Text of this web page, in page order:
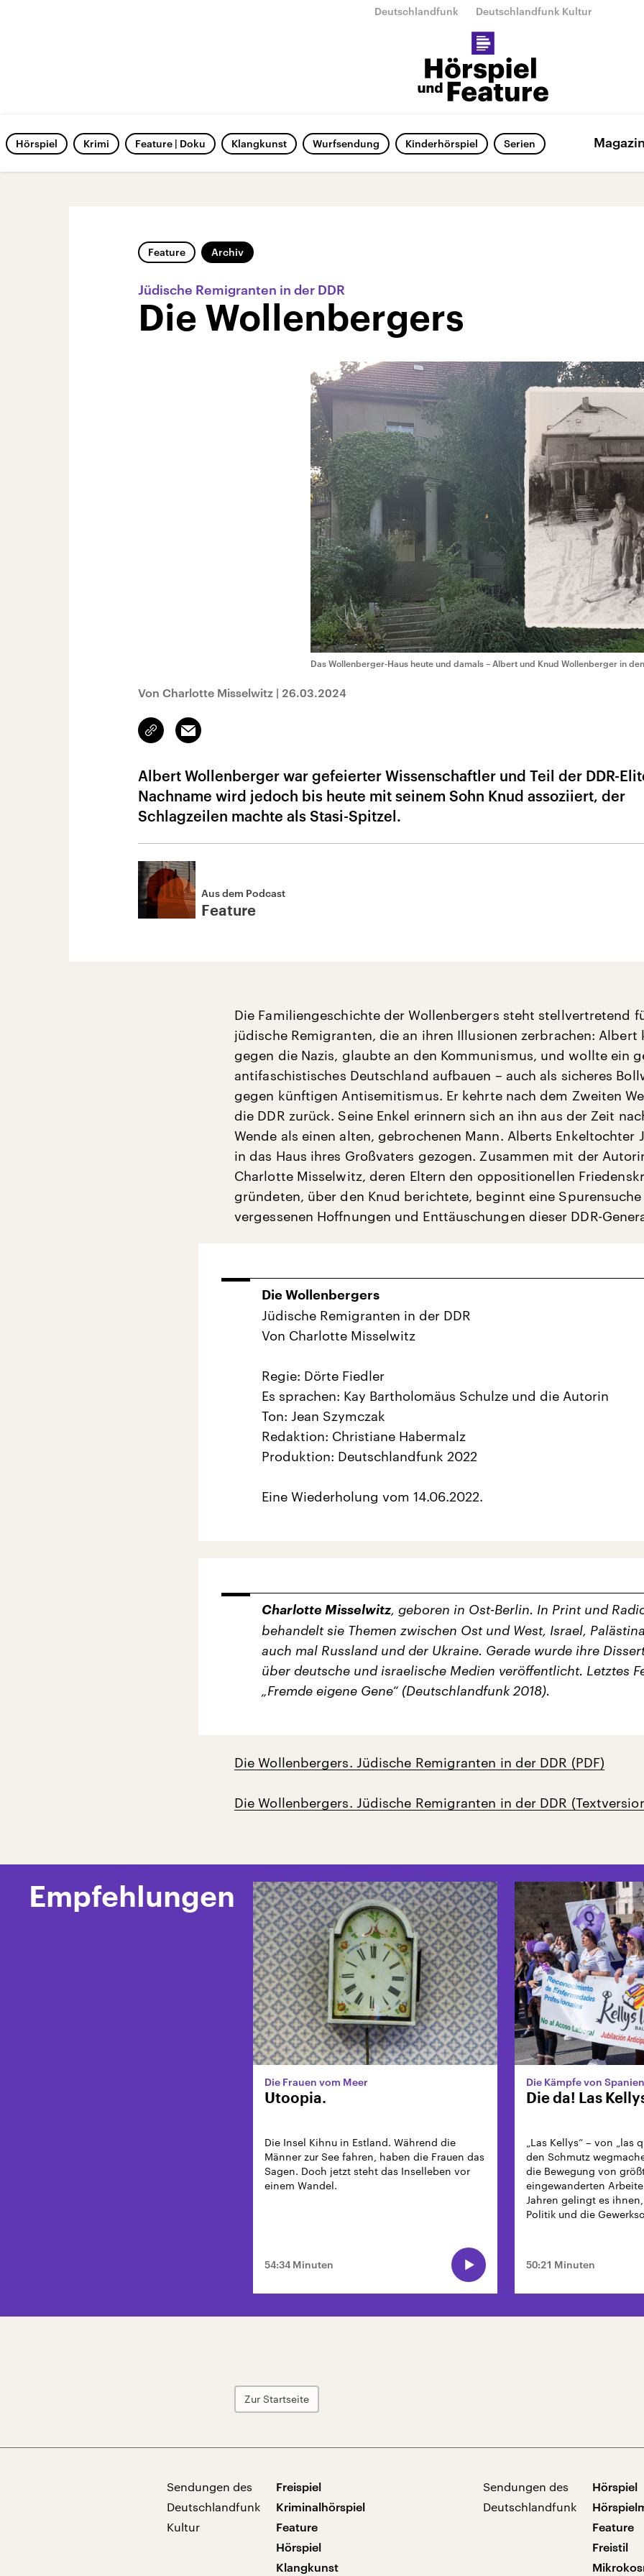
Deutschlandfunk Deutschlandfunk Kultur
Hörspiel Krimi Feature | Doku Klangkunst Wurfsendung Kinderhörspiel Serien
Feature Archiv
Jüdische Remigranten in der DDR
Die Wollenbergers
Das Wollenberger-Haus heute und damals – Albert und Knud Wollenberger in
Von Charlotte Misselwitz | 26.03.2024
Link
kopieren/teilen
Email
Albert Wollenberger war gefeierter Wissenschaftler und Teil der DDR-
Nachname wird jedoch bis heute mit seinem Sohn Knud assoziiert, der
Schlagzeilen machte als Stasi-Spitzel.
Aus dem Podcast
Feature
Die Familiengeschichte der Wollenbergers steht stellvertretend
jüdische Remigranten, die an ihren Illusionen zerbrachen: Albert
gegen die Nazis, glaubte an den Kommunismus, und wollte ein
antifaschistisches Deutschland aufbauen – auch als sicheres
gegen künftigen Antisemitismus. Er kehrte nach dem Zweiten
die DDR zurück. Seine Enkel erinnern sich an ihn aus der Zeit
Wende als einen alten, gebrochenen Mann. Alberts Enkeltochter
in das Haus ihres Großvaters gezogen. Zusammen mit der
Charlotte Misselwitz, deren Eltern den oppositionellen
gründeten, über den Knud berichtete, beginnt eine
vergessenen Hoffnungen und Enttäuschungen dieser DDR-
Die Wollenbergers
Jüdische Remigranten in der DDR
Von Charlotte Misselwitz
Regie: Dörte Fiedler
Es sprachen: Kay Bartholomäus Schulze und die Autorin
Ton: Jean Szymczak
Redaktion: Christiane Habermalz
Produktion: Deutschlandfunk 2022
Eine Wiederholung vom 14.06.2022.
Charlotte Misselwitz, geboren in Ost-Berlin. In Print und
behandelt sie Themen zwischen Ost und West, Israel,
auch mal Russland und der Ukraine. Gerade wurde ihre
über deutsche und israelische Medien veröffentlicht. Letztes
„Fremde eigene Gene“ (Deutschlandfunk 2018).
Die Wollenbergers. Jüdische Remigranten in der DDR (PDF)
Die Wollenbergers. Jüdische Remigranten in der DDR
Empfehlungen
Die Frauen vom Meer
Utoopia.
Die Insel Kihnu in Estland. Während die
Männer zur See fahren, haben die Frauen das
Sagen. Doch jetzt steht das Inselleben vor
einem Wandel.
54:34 Minuten
Die Kämpfe von
Die da! Las
„Las Kellys“ – von
den Schmutz
die Bewegung von
eingewanderten
Jahren gelingt es
Politik und die
50:21 Minuten
Zur Startseite
Sendungen des
Deutschlandfunk
Kultur
Freispiel
Kriminalhörspiel
Feature
Hörspiel
Klangkunst
Sendungen des
Deutschlandfunk
Hörspiel
Feature
Freistil